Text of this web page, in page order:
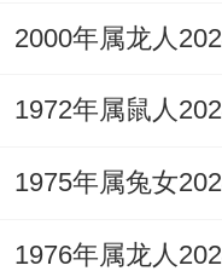
记福禄安康，对
根基，尤宜随身
可辅以祥安阁九
运势，其设计蕴